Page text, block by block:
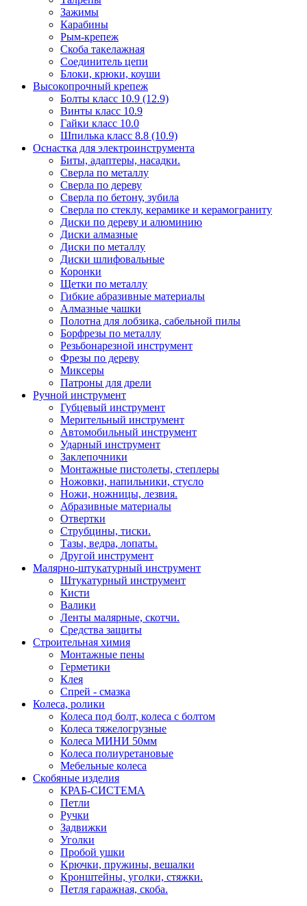
Зажимы
Карабины
Рым-крепеж
Скоба такелажная
Соединитель цепи
Блоки, крюки, коуши
Высокопрочный крепеж
Болты класс 10.9 (12.9)
Винты класс 10.9
Гайки класс 10.0
Шпилька класс 8.8 (10.9)
Оснастка для электроинструмента
Биты, адаптеры, насадки.
Сверла по металлу
Сверла по дереву
Сверла по бетону, зубила
Сверла по стеклу, керамике и керамограниту
Диски по дереву и алюминию
Диски алмазные
Диски по металлу
Диски шлифовальные
Коронки
Щетки по металлу
Гибкие абразивные материалы
Алмазные чашки
Полотна для лобзика, сабельной пилы
Борфрезы по металлу
Резьбонарезной инструмент
Фрезы по дереву
Миксеры
Патроны для дрели
Ручной инструмент
Губцевый инструмент
Мерительный инструмент
Автомобильный инструмент
Ударный инструмент
Заклепочники
Монтажные пистолеты, степлеры
Ножовки, напильники, стусло
Ножи, ножницы, лезвия.
Абразивные материалы
Отвертки
Cтрубцины, тиски.
Тазы, ведра, лопаты.
Другой инструмент
Малярно-штукатурный инструмент
Штукатурный инструмент
Кисти
Валики
Ленты малярные, скотчи.
Средства защиты
Строительная химия
Монтажные пены
Герметики
Клея
Спрей - смазка
Колеса, ролики
Колеса под болт, колеса с болтом
Колеса тяжелогрузные
Колеса МИНИ 50мм
Колеса полиуретановые
Мебельные колеса
Скобяные изделия
КРАБ-СИСТЕМА
Петли
Ручки
Задвижки
Уголки
Пробой ушки
Kрючки, пружины, вешалки
Кронштейны, уголки, стяжки.
Петля гаражная, скоба.